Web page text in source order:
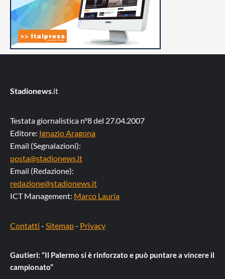
Stadionews.it
Testata giornalistica n°8 del 27.04.2007
Editore: Ignazio Aragona
Email (Segnalazioni):
posta@stadionews.it
Email (Redazione):
redazione@stadionews.it
ICT Management: Marco Lauria
Contatti - Sitemap- Privacy
Gautieri: “Il Palermo si è rinforzato e può puntare a vincere il
campionato”